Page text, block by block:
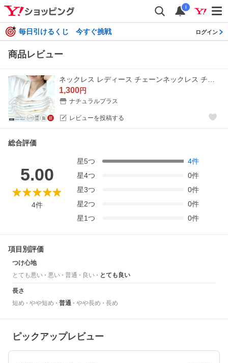
i
毎日引けるくじ 今すぐ挑戦 ログイン
商品レビュー
1,300円
ナチュラルプラス
レビューを投稿する
総合評価
5.00
4件
星5つ 4件
星4つ 0件
星3つ 0件
星2つ 0件
星1つ 0件
項目別評価
つけ心地
とても悪い
悪い 普通 良い とても良い
長さ
短め
やや短め 普通 やや長め 長め
ピックアップレビュー